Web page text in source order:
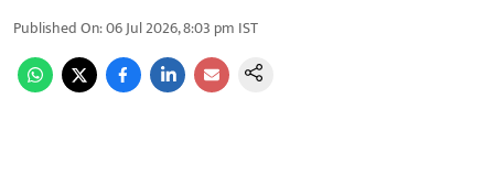
Published On:06 Jul 2026, 8:03 pm IST